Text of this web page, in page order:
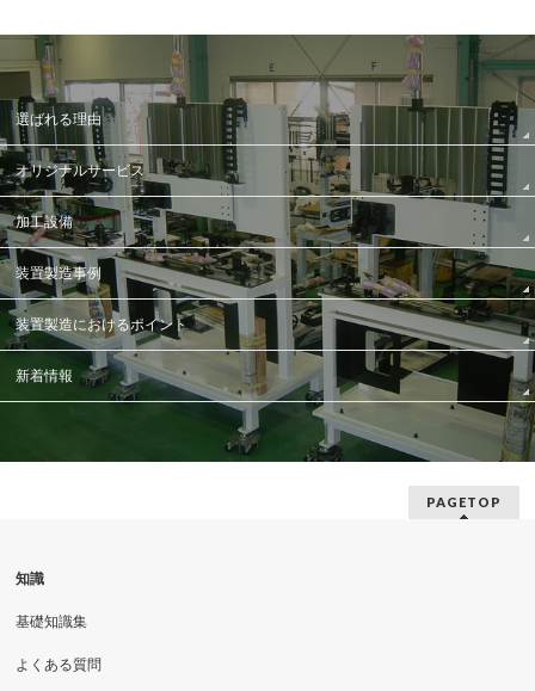
選ばれる理由
オリジナルサービス
加工設備
装置製造事例
装置製造におけるポイント
新着情報
PAGETOP
知識
基礎知識集
よくある質問